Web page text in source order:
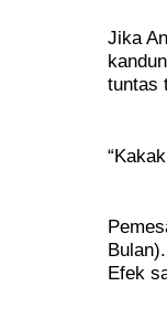
Jika
tuntas
Efek